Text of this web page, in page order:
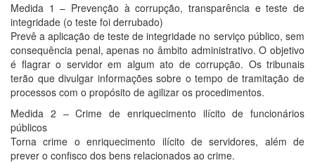
Medida 1 – Prevenção à corrupção, transparência e teste de
integridade (o teste foi derrubado)
Prevê a aplicação de teste de integridade no serviço público, sem
consequência penal, apenas no âmbito administrativo. O objetivo
é flagrar o servidor em algum ato de corrupção. Os tribunais
terão que divulgar informações sobre o tempo de tramitação de
processos com o propósito de agilizar os procedimentos.
Medida 2 – Crime de enriquecimento ilícito de funcionários
públicos
Torna crime o enriquecimento ilícito de servidores, além de
prever o confisco dos bens relacionados ao crime.